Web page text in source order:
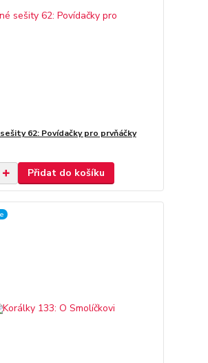
62: Povídačky pro prvňáčky
Přidat do košíku